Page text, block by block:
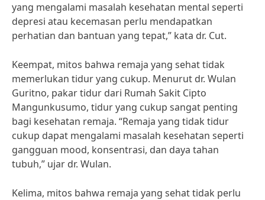
yang mengalami masalah kesehatan mental seperti
depresi atau kecemasan perlu mendapatkan
perhatian dan bantuan yang tepat,” kata dr. Cut.
Keempat, mitos bahwa remaja yang sehat tidak
memerlukan tidur yang cukup. Menurut dr. Wulan
Guritno, pakar tidur dari Rumah Sakit Cipto
Mangunkusumo, tidur yang cukup sangat penting
bagi kesehatan remaja. “Remaja yang tidak tidur
cukup dapat mengalami masalah kesehatan seperti
gangguan mood, konsentrasi, dan daya tahan
tubuh,” ujar dr. Wulan.
Kelima, mitos bahwa remaja yang sehat tidak perlu